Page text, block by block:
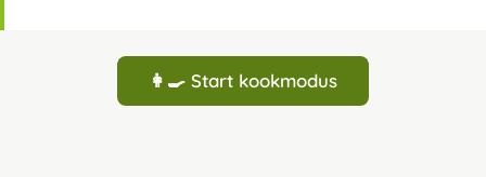
👩‍🍳 Start kookmodus